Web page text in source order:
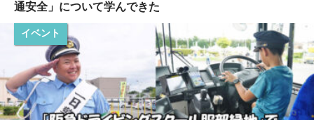
通安全」について学んできた
イベント